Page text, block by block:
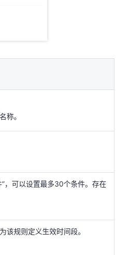
，可以设置最多30个条件。存在
该规则定义生效时间段。
的检测，可选项：
称。
，可以设置最多30个条件。存在
该规则定义生效时间段。